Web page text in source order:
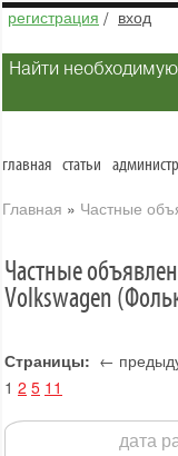
регистрация / вход
Найти
главная статьи
Главная » Частные
Частные
Volkswagen
Страницы: ←
1 2 5 11
дата